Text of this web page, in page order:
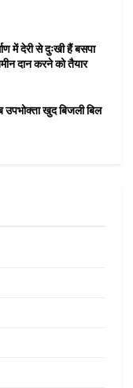
में देरी से दुःखी हैं बसपा
दान करने को तैयार
खुद बिजली बिल